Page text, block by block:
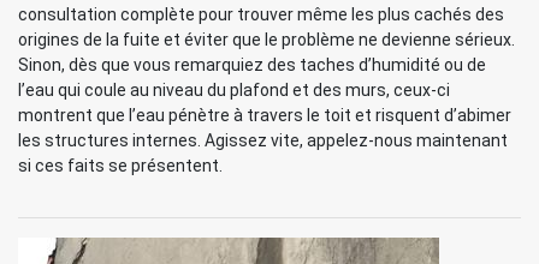
consultation complète pour trouver même les plus cachés des
origines de la fuite et éviter que le problème ne devienne sérieux.
Sinon, dès que vous remarquiez des taches d’humidité ou de
l’eau qui coule au niveau du plafond et des murs, ceux-ci
montrent que l’eau pénètre à travers le toit et risquent d’abimer
les structures internes. Agissez vite, appelez-nous maintenant
si ces faits se présentent.